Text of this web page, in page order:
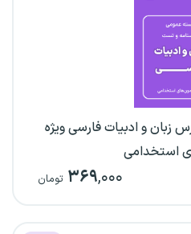
زبان و ادبیات فارسی ویژه
استخدامی
۳۶۹,۰۰۰ تومان